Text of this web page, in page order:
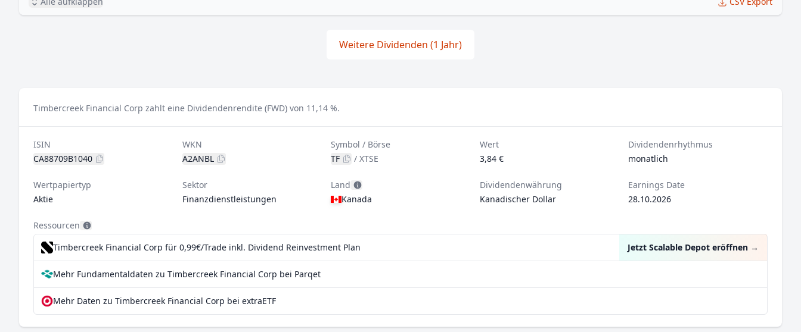
Weitere Dividenden (1 Jahr)
Timbercreek Financial Corp zahlt eine Dividendenrendite (FWD) von 11,14 %.
ISIN
CA88709B1040
WKN
A2ANBL
Symbol / Börse
TF
/XTSE
Wert
3,84 €
Dividendenrhythmus
monatlich
Wertpapiertyp
Aktie
Sektor
Finanzdienstleistungen
Land
Kanada
Dividendenwährung
Kanadischer Dollar
Earnings Date
28.10.2026
Ressourcen
Timbercreek Financial Corp für 0,99€/Trade inkl. Dividend Reinvestment Plan
Jetzt Scalable Depot eröffnen →
Mehr Fundamentaldaten zu Timbercreek Financial Corp bei Parqet
Mehr Daten zu Timbercreek Financial Corp bei extraETF